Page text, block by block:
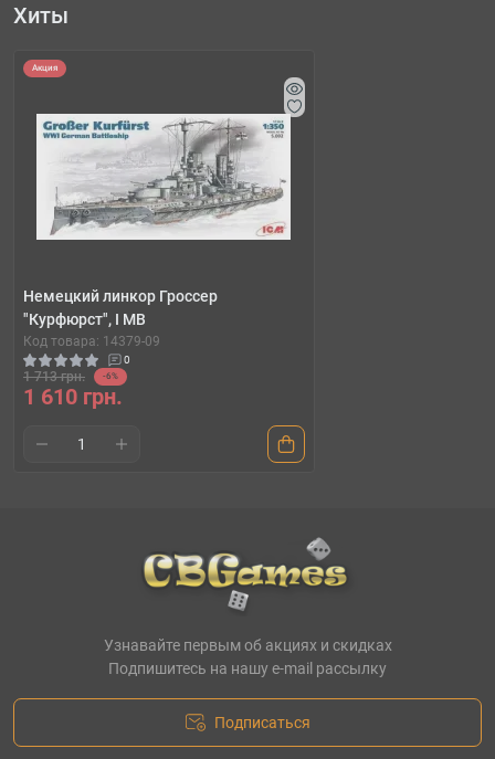
Хиты
Акция
Немецкий линкор Гроссер
"Курфюрст", I МВ
Код товара: 14379-09
0
1 713 грн. -6%
1 610 грн.
Узнавайте первым об акциях и скидках
Подпишитесь на нашу e-mail рассылку
Подписаться